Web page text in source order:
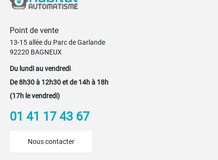
Point de vente
13-15 allée du Parc de Garlande
92220 BAGNEUX
Du lundi au vendredi
De 8h30 à 12h30 et de 14h à 18h
(17h le vendredi)
01 41 17 43 67
Nous contacter